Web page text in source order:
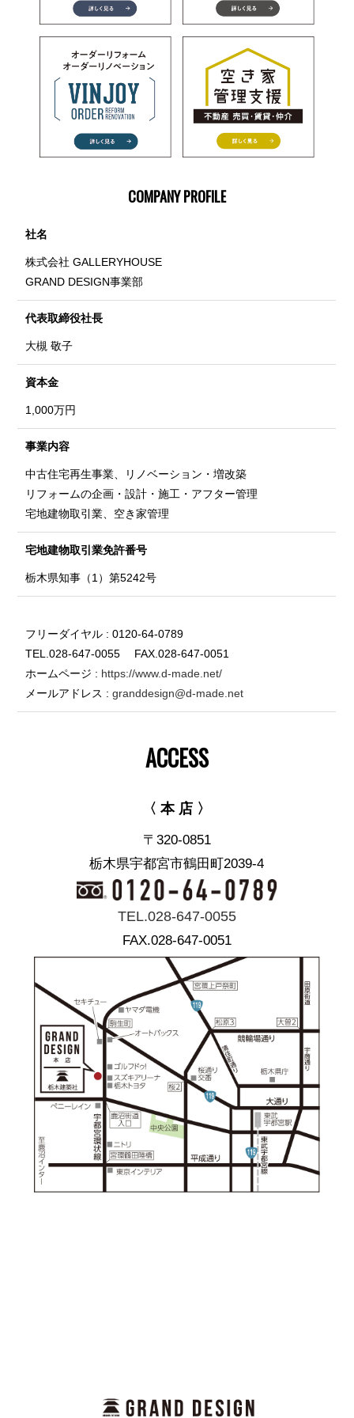
COMPANY PROFILE
社名
株式会社 GALLERYHOUSE
GRAND DESIGN事業部
代表取締役社長
大槻 敬子
資本金
1,000万円
事業内容
中古住宅再生事業、リノベーション・増改築
リフォームの企画・設計・施工・アフター管理
宅地建物取引業、空き家管理
宅地建物取引業免許番号
栃木県知事（1）第5242号
フリーダイヤル : 0120-64-0789
TEL.028-647-0055 FAX.028-647-0051
ホームページ : https://www.d-made.net/
メールアドレス :granddesign@d-made.net
ACCESS
〈 本 店 〉
〒320-0851
栃木県宇都宮市鶴田町2039-4
TEL.028-647-0055
FAX.028-647-0051